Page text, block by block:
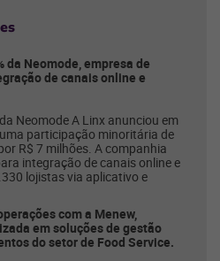
da Neomode, empresa de
de canais online e
Neomode A Linx anunciou em
participação minoritária de
R$ 7 milhões. A companhia
integração de canais online e
lojistas via aplicativo e
com a Menew,
em soluções de gestão
do setor de Food Service.